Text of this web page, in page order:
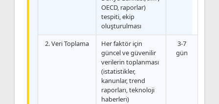
OECD, raporlar)
tespiti, ekip
oluşturulması
2. Veri Toplama
Her faktör için
güncel ve güvenilir
verilerin toplanması
(istatistikler,
kanunlar, trend
raporları, teknoloji
haberleri)
3-7
gün